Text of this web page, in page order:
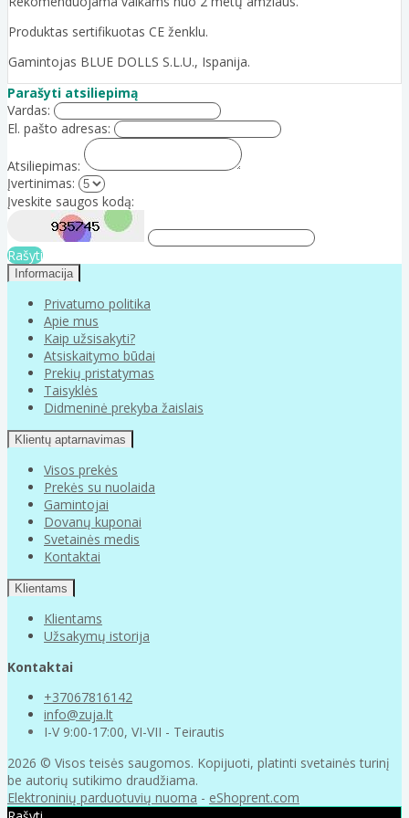
Produktas sertifikuotas CE ženklu.
Gamintojas BLUE DOLLS S.L.U., Ispanija.
Parašyti atsiliepimą
Vardas:
El. pašto adresas:
Atsiliepimas:
Įvertinimas:
Įveskite saugos kodą:
Rašyti
Informacija
Privatumo politika
Apie mus
Kaip užsisakyti?
Atsiskaitymo būdai
Prekių pristatymas
Taisyklės
Didmeninė prekyba žaislais
Klientų aptarnavimas
Visos prekės
Prekės su nuolaida
Gamintojai
Dovanų kuponai
Svetainės medis
Kontaktai
Klientams
Klientams
Užsakymų istorija
Kontaktai
+37067816142
info@zuja.lt
I-V 9:00-17:00, VI-VII - Teirautis
2026 © Visos teisės saugomos. Kopijuoti, platinti svetainės turinį
be autorių sutikimo draudžiama.
Elektroninių parduotuvių nuoma - eShoprent.com